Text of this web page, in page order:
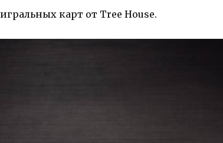
карт от Tree House.